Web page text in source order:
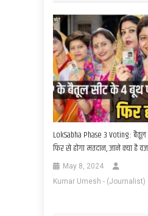
LokSabha Phase 3 Voting :
फिर से होगा मतदान, जाने क्या है
May 8, 2024
Kumar Umesh - (Journalist)